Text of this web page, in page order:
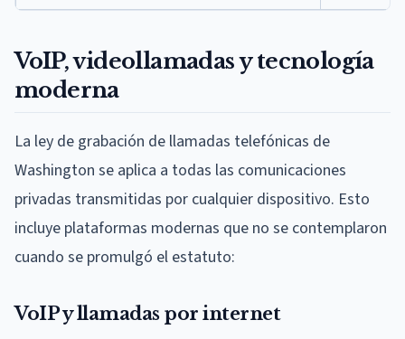
VoIP, videollamadas y tecnología
moderna
La ley de grabación de llamadas telefónicas de
Washington se aplica a todas las comunicaciones
privadas transmitidas por cualquier dispositivo. Esto
incluye plataformas modernas que no se contemplaron
cuando se promulgó el estatuto:
VoIP y llamadas por internet